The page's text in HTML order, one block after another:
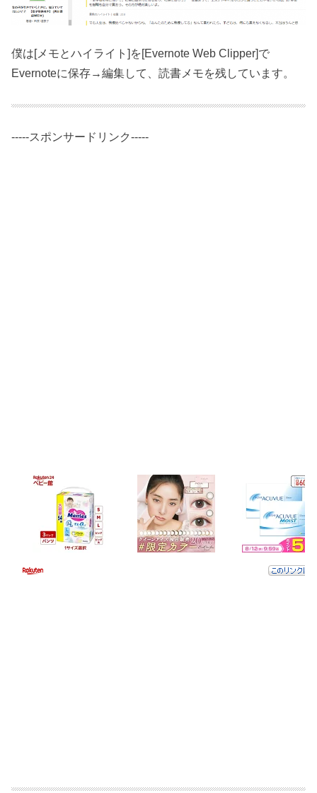
僕は[メモとハイライト]を[Evernote Web Clipper]で
Evernoteに保存→編集して、読書メモを残しています。
-----スポンサードリンク-----